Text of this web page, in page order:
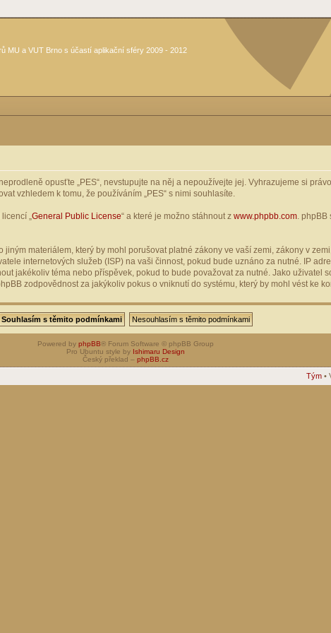
MU a VUT Brno s účastí aplikační sféry 2009 - 2012
opusťte „PES“, nevstupujte na něj a nepoužívejte jej. Vyhrazujeme si
vzhledem k tomu, že používáním „PES“ s nimi souhlasíte.
„ General Public License“ a které je možno stáhnout z www.phpbb.com .
materiálem, který by mohl porušovat platné zákony ve vaší zemi, zákony v
internetových služeb (ISP) na vaši činnost, pokud bude uznáno za nutné. IP
jakékoliv téma nebo příspěvek, pokud to bude považovat za nutné. Jako uživatel
zodpovědnost za jakýkoliv pokus o vniknutí do systému, který by mohl vést ke
Powered by phpBB® Forum Software © phpBB Group
Pro Ubuntu style by Ishimaru Design
Český překlad – phpBB.cz
Tým •